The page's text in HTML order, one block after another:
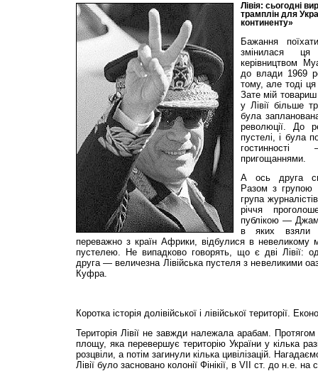
Лівія: сьогодні
трамплін для
континенту»
Бажання
змінилася
керівництвом
до влади 1969
тому, але тоді
Зате мій
у Лівії більше
була
революції. До
пустелі, і була
пригощаннями.
А ось друга
Разом з групою
група
річчя
публікою —
в яких взяли
переважно з країн Африки, відбулися в невеликому
пустелею. Не випадково говорять, що є дві Лівії:
друга — величезна Лівійська пустеля з невеликими
Куфра.
Коротка історія долівійської і лівійської території.
Територія Лівії не завжди належала арабам. Протягом
площу, яка перевершує територію України у кілька
розцвіли, а потім загинули кілька цивілізацій.
Лівії було засновано колонії Фінікії, в VІІ ст. до н.е. на